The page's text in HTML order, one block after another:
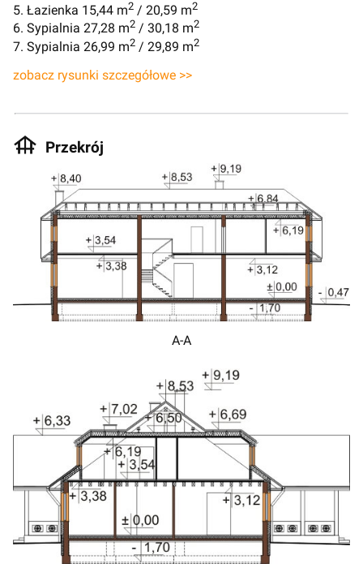
5. Łazienka 15,44 m2 / 20,59 m2
6. Sypialnia 27,28 m2 / 30,18 m2
7. Sypialnia 26,99 m2 / 29,89 m2
zobacz rysunki szczegółowe >>
Przekrój
A-A